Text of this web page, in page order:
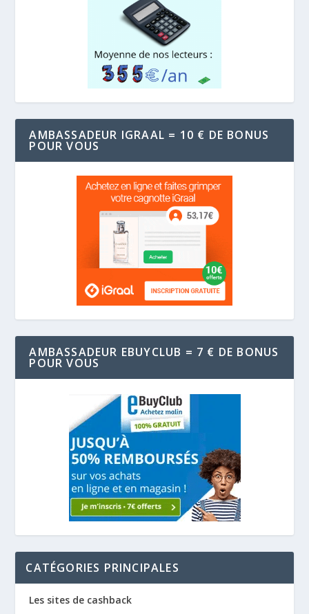
AMBASSADEUR IGRAAL = 10 € DE BONUS
POUR VOUS
AMBASSADEUR EBUYCLUB = 7 € DE BONUS
POUR VOUS
CATÉGORIES PRINCIPALES
Les sites de cashback